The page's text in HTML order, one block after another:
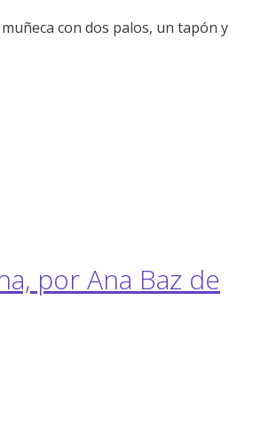
con dos palos, un tapón y
por Ana Baz de